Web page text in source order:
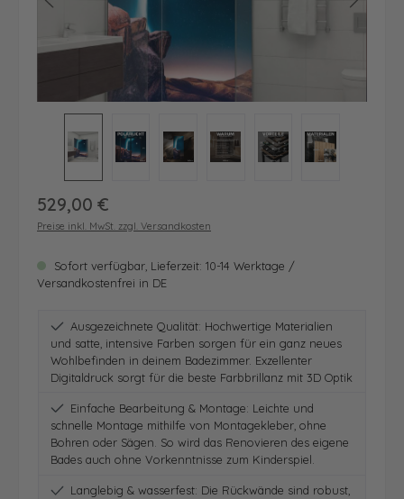
Regulärer Preis:
529,00 €
Preise inkl. MwSt. zzgl. Versandkosten
Sofort verfügbar, Lieferzeit: 10-14 Werktage /
Versandkostenfrei in DE
Ausgezeichnete Qualität: Hochwertige Materialien
und satte, intensive Farben sorgen für ein ganz neues
Wohlbefinden in deinem Badezimmer. Exzellenter
Digitaldruck sorgt für die beste Farbbrillanz mit 3D Optik
Einfache Bearbeitung & Montage: Leichte und
schnelle Montage mithilfe von Montagekleber, ohne
Bohren oder Sägen. So wird das Renovieren des eigene
Bades auch ohne Vorkenntnisse zum Kinderspiel.
Langlebig & wasserfest: Die Rückwände sind robust,